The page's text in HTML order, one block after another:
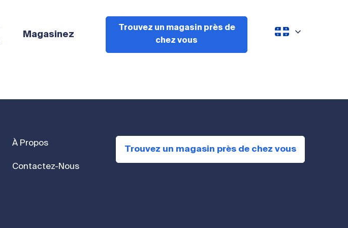
Magasinez
Trouvez un magasin près de
chez vous
À Propos
Contactez-Nous
Trouvez un magasin près de chez vous